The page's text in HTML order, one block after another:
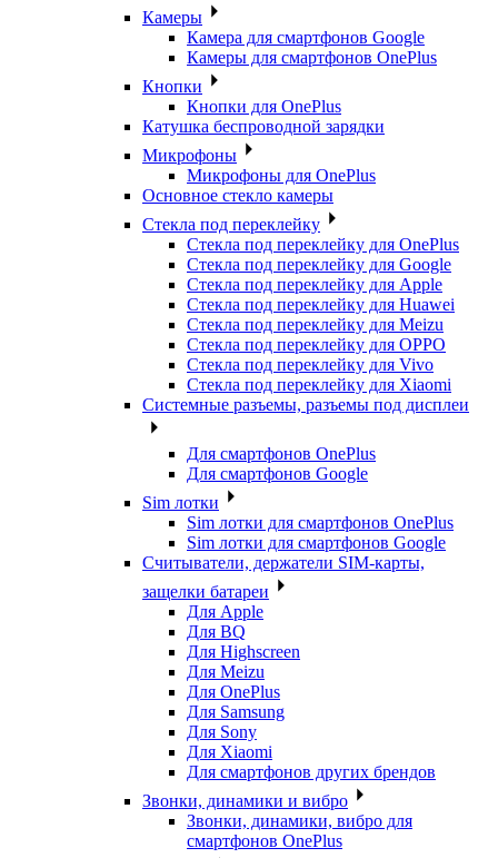
Камеры
Камера для смартфонов Google
Камеры для смартфонов OnePlus
Кнопки
Кнопки для OnePlus
Катушка беспроводной зарядки
Микрофоны
Микрофоны для OnePlus
Основное стекло камеры
Стекла под переклейку
Стекла под переклейку для OnePlus
Стекла под переклейку для Google
Стекла под переклейку для Apple
Стекла под переклейку для Huawei
Стекла под переклейку для Meizu
Стекла под переклейку для OPPO
Стекла под переклейку для Vivo
Стекла под переклейку для Xiaomi
Системные разъемы, разъемы под дисплеи
Для смартфонов OnePlus
Для смартфонов Google
Sim лотки
Sim лотки для смартфонов OnePlus
Sim лотки для смартфонов Google
Считыватели, держатели SIM-карты,
защелки батареи
Для Apple
Для BQ
Для Highscreen
Для Meizu
Для OnePlus
Для Samsung
Для Sony
Для Xiaomi
Для смартфонов других брендов
Звонки, динамики и вибро
Звонки, динамики, вибро для
смартфонов OnePlus